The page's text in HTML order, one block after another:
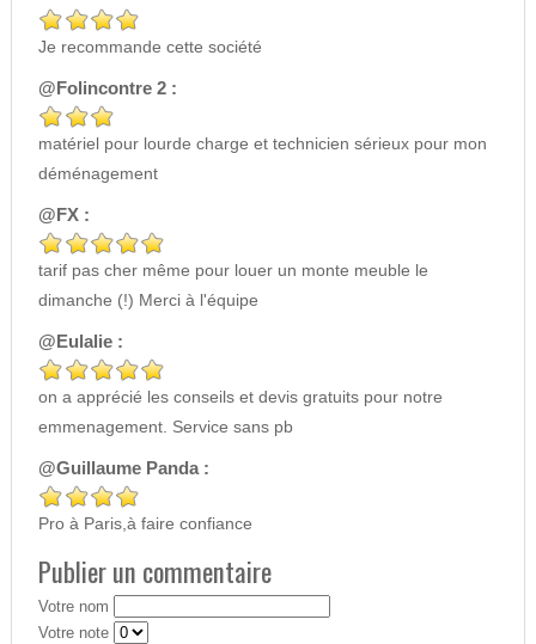
Je recommande cette société
@Folincontre 2 :
matériel pour lourde charge et technicien sérieux pour mon
déménagement
@FX :
tarif pas cher même pour louer un monte meuble le
dimanche (!) Merci à l'équipe
@Eulalie :
on a apprécié les conseils et devis gratuits pour notre
emmenagement. Service sans pb
@Guillaume Panda :
Pro à Paris,à faire confiance
Publier un commentaire
Votre nom
Votre note